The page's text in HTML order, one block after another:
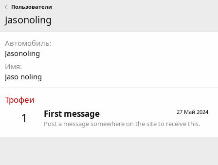
Пользователи
Jasonoling
Автомобиль
Jasonoling
Имя
Jaso noling
Трофеи
1 27 Май 2024
First message
Post a message somewhere on the site to receive this.